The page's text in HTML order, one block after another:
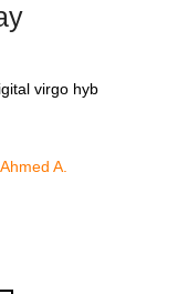
virgo hyb
Ahmed A.